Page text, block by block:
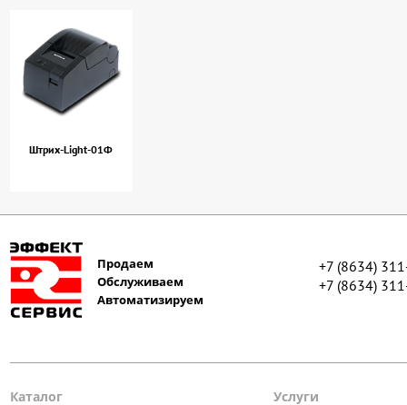
Штрих-Light-01Ф
Продаем
Обслуживаем
Автоматизируем
+7 (8634)
+7 (8634)
Каталог Услуги